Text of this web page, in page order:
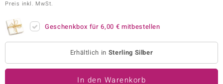
Paraíso
Preis inkl. MwSt.
Geschenkbox für6,00 € mitbestellen
Erhältlich in Sterling Silber
In den Warenkorb